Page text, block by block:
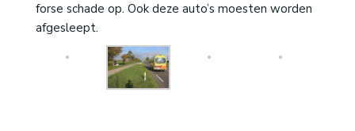
forse schade op. Ook deze auto’s moesten worden
afgesleept.